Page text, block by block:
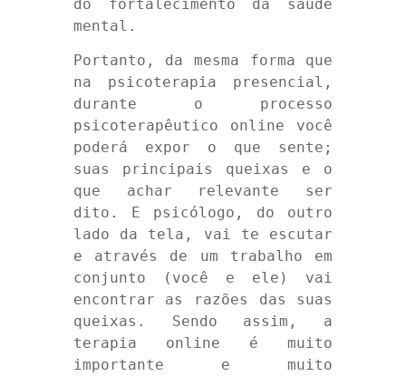
do fortalecimento da saúde
mental.
Portanto, da mesma forma que
na psicoterapia presencial,
durante o processo
psicoterapêutico online você
poderá expor o que sente;
suas principais queixas e o
que achar relevante ser
dito. E psicólogo, do outro
lado da tela, vai te escutar
e através de um trabalho em
conjunto (você e ele) vai
encontrar as razões das suas
queixas. Sendo assim, a
terapia online é muito
importante e muito